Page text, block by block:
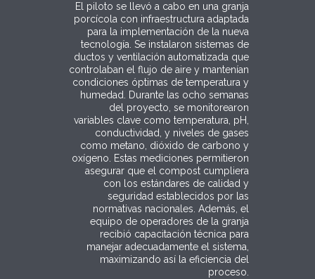
El piloto se llevó a cabo en una granja
porcícola con infraestructura adaptada
para la implementación de la nueva
tecnología. Se instalaron sistemas de
ductos y ventilación automatizada que
controlaban el flujo de aire y mantenían
condiciones óptimas de temperatura y
humedad. Durante las ocho semanas
del proyecto, se monitorearon
variables clave como temperatura, pH,
conductividad, y niveles de gases
como metano, dióxido de carbono y
oxígeno. Estas mediciones permitieron
asegurar que el compost cumpliera
con los estándares de calidad y
seguridad establecidos por las
normativas nacionales. Además, el
equipo de operadores de la granja
recibió capacitación técnica para
manejar adecuadamente el sistema,
maximizando así la eficiencia del
proceso.